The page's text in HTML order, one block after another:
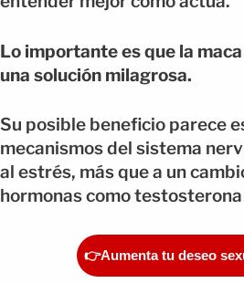
Lo importante es que la
una solución milagrosa.
Su posible beneficio parece
mecanismos del sistema
al estrés, más que a un
hormonas como
👉Aumenta tu deseo